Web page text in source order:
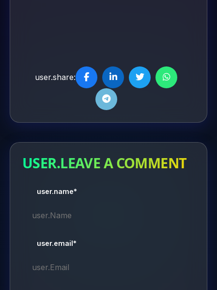
user.share:
USER.LEAVE A COMMENT
user.name*
user.email*